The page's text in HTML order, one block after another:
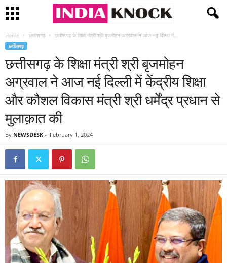
Home छत्तीसगढ़ छत्तीसगढ़ के शिक्षा मंत्री श्री बृजमोहन अग्रवाल ने आज नई दिल्ली में...
छत्तीसगढ़
छत्तीसगढ़ के शिक्षा मंत्री श्री बृजमोहन
अग्रवाल ने आज नई दिल्ली में केंद्रीय शिक्षा
और कौशल विकास मंत्री श्री धर्मेंद्र प्रधान से
मुलाक़ात की
By NEWSDESK - February 1, 2024